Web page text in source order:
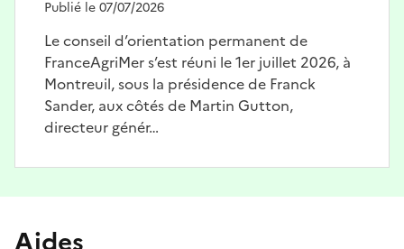
Publié le 07/07/2026
Le conseil d’orientation permanent de
FranceAgriMer s’est réuni le 1er juillet 2026, à
Montreuil, sous la présidence de Franck
Sander, aux côtés de Martin Gutton,
directeur génér…